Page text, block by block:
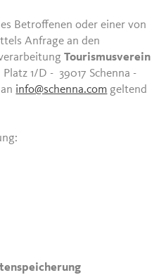
Betroffenen oder einer von
Anfrage an den
Tourismusverein
1/D - 39017 Schenna -
info@schenna.com geltend